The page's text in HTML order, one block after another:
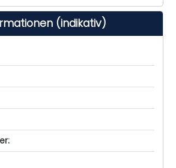
(indikativ)